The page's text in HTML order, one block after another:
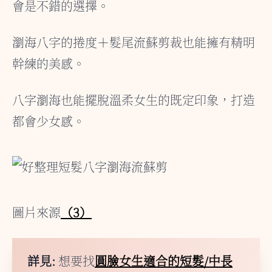
會是不錯的選擇。
瀏海八字的捲度＋髮尾流蘇剪裁也能擁有精明
幹練的美感。
八字瀏海也能擺脫溫柔女生的既定印象，打造
都會少女感。
圖片來源 （3）
詳見: 想要找圓臉女生適合的短髮/中長